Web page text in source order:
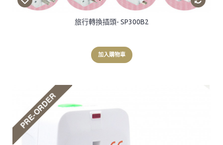
旅行轉換插頭- SP300B2
加入購物車